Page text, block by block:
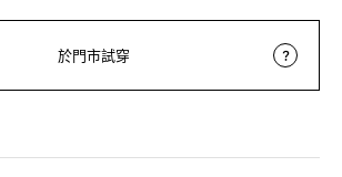
於門市試穿